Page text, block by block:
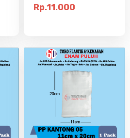
Rp.11.000